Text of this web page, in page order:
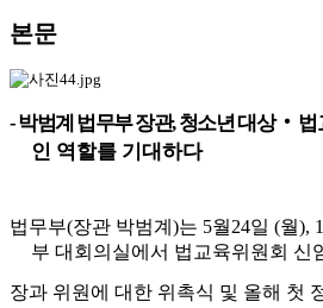
본문
-박범계 법무부 장관,청소년대상‧ 법
인 역할를 기대하다
법무부(장관 박범계 )는 5월24일 (월),
부 대회의실에서 법교육위원회 신
장과 위원에 대한 위촉식 및 올해 첫